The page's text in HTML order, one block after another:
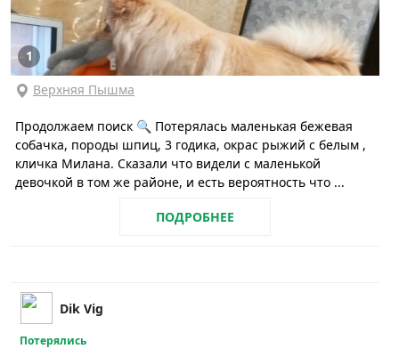
1
Верхняя Пышма
Продолжаем поиск 🔍 Потерялась маленькая бежевая
собачка, породы шпиц, 3 годика, окрас рыжий с белым ,
кличка Милана. Сказали что видели с маленькой
девочкой в том же районе, и есть вероятность что ...
ПОДРОБНЕЕ
Dik Vig
Потерялись